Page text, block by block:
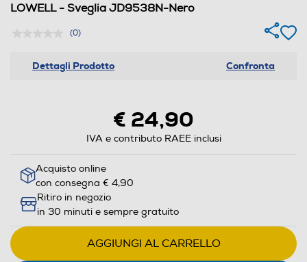
LOWELL - Sveglia JD9538N-Nero
(0)
Dettagli Prodotto Confronta
€ 24,90
IVA e contributo RAEE inclusi
Acquisto online
con consegna € 4,90
Ritiro in negozio
in 30 minuti e sempre gratuito
AGGIUNGI AL CARRELLO